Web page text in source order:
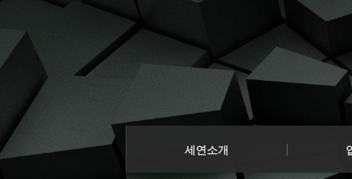
세연소개
오시는 길
프로젝트
구조화금융
기업법무
세연소개
업무소개
구성원
세연소식